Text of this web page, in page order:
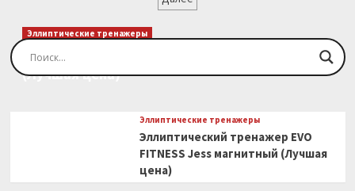
(Лучшая
Эллиптические тренажеры
Эллиптический тренажер EVO FITNESS Orion
(Лучшая цена)
Эллиптические тренажеры
Эллиптический тренажер EVO
FITNESS Jess магнитный (Лучшая
цена)